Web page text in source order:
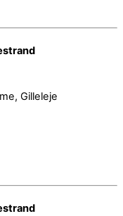
Gilleleje